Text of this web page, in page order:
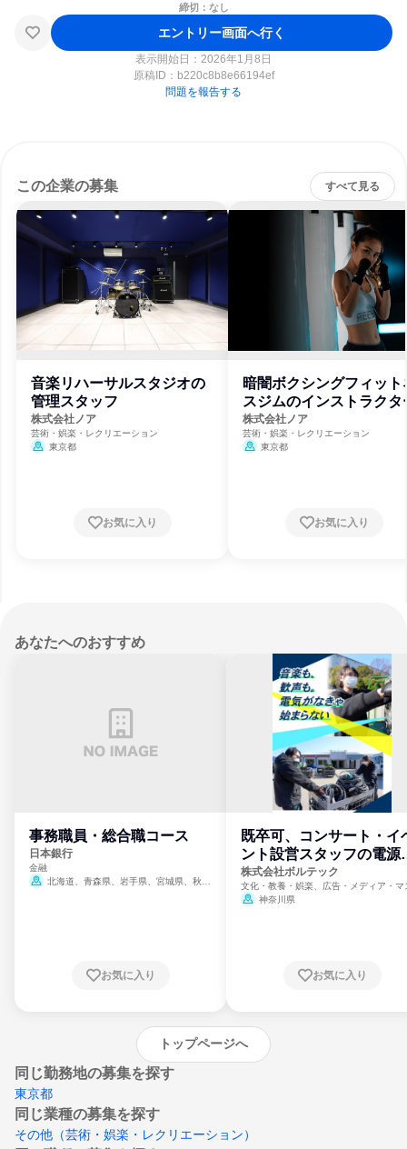
締切：なし
エントリー画面へ行く
表示開始日：2026年1月8日
原稿ID： b220c8b8e66194ef
問題を報告する
この企業の募集 すべて見る
音楽リハーサルスタジオの
管理スタッフ
株式会社ノア
芸術・娯楽・レクリエーション
東京都
お気に入り
暗闇ボクシングフィット
スジムのインストラクタ
株式会社ノア
芸術・娯楽・レクリエーション
東京都
お気に入り
あなたへのおすすめ
事務職員・総合職コース
日本銀行
金融
北海道、青森県、岩手県、宮城県、秋田
崎県、熊本県、大分県、宮崎県、鹿児島県、
お気に入り
既卒可、コンサート・イ
ント設営スタッフの電源
門
株式会社ボルテック
文化・教養・娯楽、広告・メディア・マ
ミ、電力・ガス・水道・エネルギー
神奈川県
お気に入り
トップページへ
同じ勤務地の募集を探す
東京都
同じ業種の募集を探す
その他（芸術・娯楽・レクリエーション）